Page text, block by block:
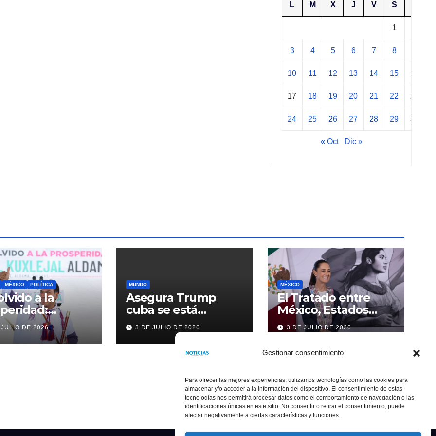
Gestionar consentimiento
Para ofrecer las mejores experiencias, utilizamos tecnologías como las cookies para
almacenar y/o acceder a la información del dispositivo. El consentimiento de estas
tecnologías nos permitirá procesar datos como el comportamiento de navegación o las
identificaciones únicas en este sitio. No consentir o retirar el consentimiento, puede
afectar negativamente a ciertas características y funciones.
L M X J V S
1
3 4 5 6 7 8
10 11 12 13 14 15 16
17 18 19 20 21 22 23
24 25 26 27 28 29 30
« Oct Dic »
MÉXICO POLÍTICA
a la
Ramírez
la
de
DE 2026
MUNDO
Asegura Trump
cuba se está
acercando a
nosotros
3 DE JULIO DE 2026
MÉXICO
El Tratado entre
México, Estados
Unidos y Canadá (T-
MEC) se mantiene
hasta el 2036:
Presidenta Claudia
3 DE JULIO DE 2026